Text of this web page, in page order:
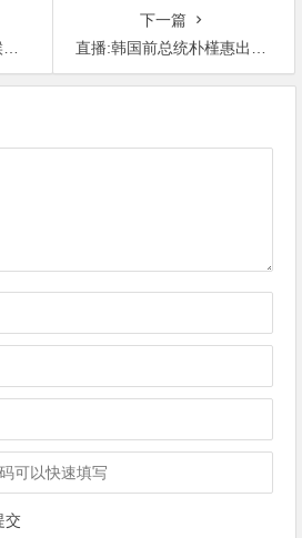
下一篇
直播:韩国前总统朴槿惠出狱 背后真相让人感到惊讶【365娱乐资讯网】
交